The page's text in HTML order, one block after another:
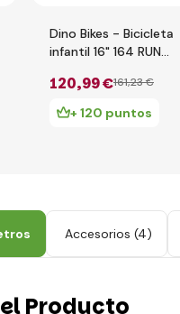
Dino Bikes - Bicicleta
infantil 16" 164 RUN
120,99 €161,23 €
+ 120 puntos
Accesorios (4)
Producto